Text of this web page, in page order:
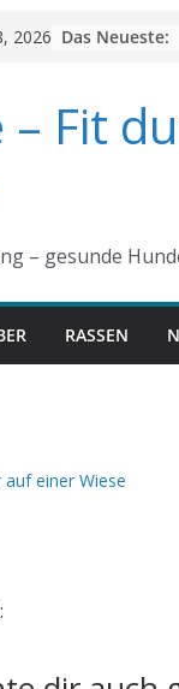
2026 Das Neueste:
– Fit
– gesunde
RASSEN